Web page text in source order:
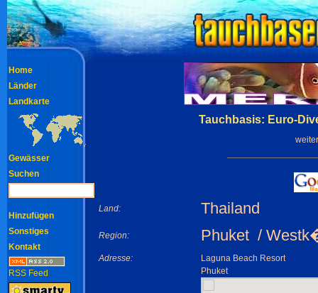
Tauchbasis: Euro-
Land: Thailand
Region: Phuket /
Adresse:
Laguna Beach Resort
Phuket
Home
Länder
Landkarte
Gewässer
Suchen
Hinzufügen
Sonstiges
Kontakt
RSS Feed